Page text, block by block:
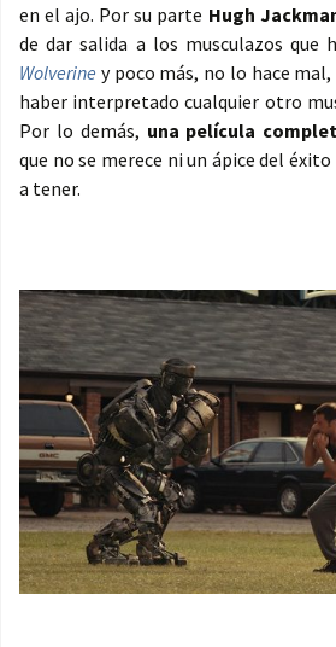
en el ajo. Por su parte Hugh
de dar salida a los musculazos que
Wolverine y poco más, no lo hace
haber interpretado cualquier otro
Por lo demás, una película
que no se merece ni un ápice del
a tener.